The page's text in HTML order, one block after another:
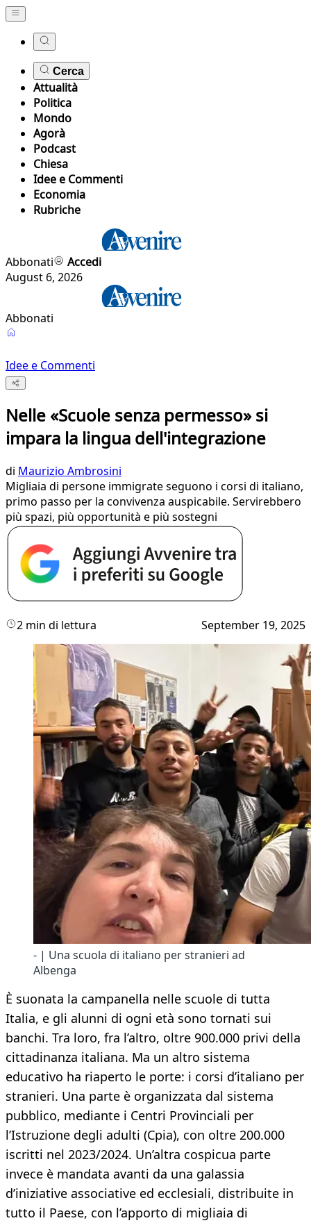
Cerca
Attualità
Politica
Mondo
Agorà
Podcast
Chiesa
Idee e Commenti
Economia
Rubriche
Abbonati
Accedi
August 6, 2026
Abbonati
Idee e Commenti
Nelle «Scuole senza permesso» si
impara la lingua dell'integrazione
di Maurizio Ambrosini
Migliaia di persone immigrate seguono i corsi di italiano,
primo passo per la convivenza auspicabile. Servirebbero
più spazi, più opportunità e più sostegni
2 min di lettura September 19, 2025
- | Una scuola di italiano per stranieri ad
Albenga
È suonata la campanella nelle scuole di tutta
Italia, e gli alunni di ogni età sono tornati sui
banchi. Tra loro, fra l’altro, oltre 900.000 privi della
cittadinanza italiana. Ma un altro sistema
educativo ha riaperto le porte: i corsi d’italiano per
stranieri. Una parte è organizzata dal sistema
pubblico, mediante i Centri Provinciali per
l’Istruzione degli adulti (Cpia), con oltre 200.000
iscritti nel 2023/2024. Un’altra cospicua parte
invece è mandata avanti da una galassia
d’iniziative associative ed ecclesiali, distribuite in
tutto il Paese, con l’apporto di migliaia di